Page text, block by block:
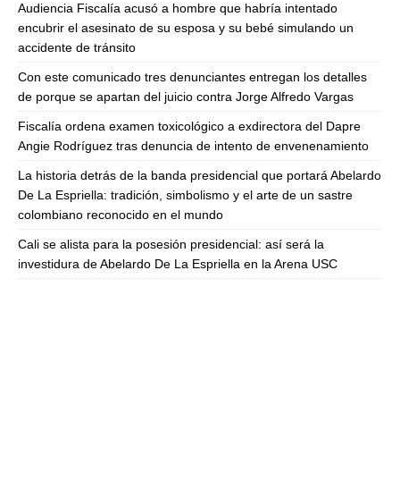
Audiencia Fiscalía acusó a hombre que habría intentado
encubrir el asesinato de su esposa y su bebé simulando un
accidente de tránsito
Con este comunicado tres denunciantes entregan los detalles
de porque se apartan del juicio contra Jorge Alfredo Vargas
Fiscalía ordena examen toxicológico a exdirectora del Dapre
Angie Rodríguez tras denuncia de intento de envenenamiento
La historia detrás de la banda presidencial que portará Abelardo
De La Espriella: tradición, simbolismo y el arte de un sastre
colombiano reconocido en el mundo
Cali se alista para la posesión presidencial: así será la
investidura de Abelardo De La Espriella en la Arena USC